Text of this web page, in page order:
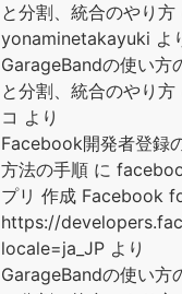
と分割、統合のやり方
yonaminetakayuki よ
GarageBandの使い方
と分割、統合のやり方
コ より
Facebook開発者登録
方法の手順 に
プリ 作成 Facebook
https://
locale=ja_JP より
GarageBandの使い方